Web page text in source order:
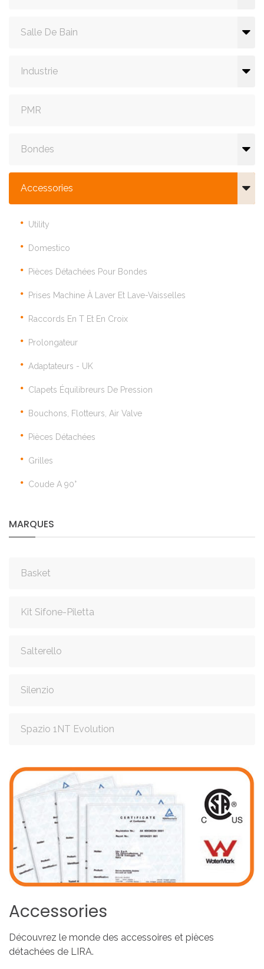
Salle De Bain
Industrie
PMR
Bondes
Accessories
Utility
Domestico
Pièces Détachées Pour Bondes
Prises Machine À Laver Et Lave-Vaisselles
Raccords En T Et En Croix
Prolongateur
Adaptateurs - UK
Clapets Équilibreurs De Pression
Bouchons, Flotteurs, Air Valve
Pièces Détachées
Grilles
Coude A 90°
MARQUES
Basket
Kit Sifone-Piletta
Salterello
Silenzio
Spazio 1NT Evolution
Accessories
Découvrez le monde des accessoires et pièces
détachées de LIRA.